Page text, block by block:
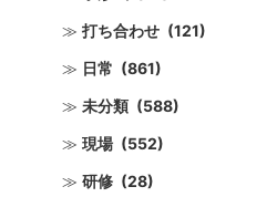
打ち合わせ (121)
日常 (861)
未分類 (588)
現場 (552)
研修 (28)